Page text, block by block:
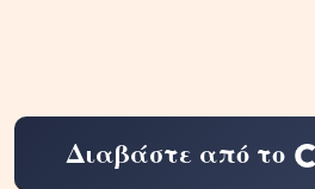
Διαβάστε από το